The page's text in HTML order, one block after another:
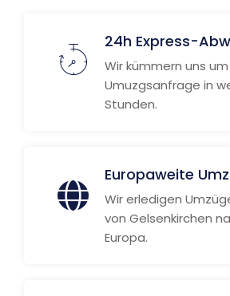
24h Express-
Wir kümmern uns um
Umuzgsanfrage in
Stunden.
Europaweite
Wir erledigen
von Gelsenkirchen
Europa.